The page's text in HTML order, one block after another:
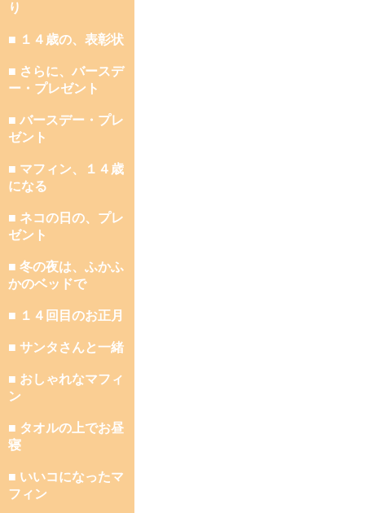
り
■ １４歳の、表彰状
■ さらに、バースデ
ー・プレゼント
■ バースデー・プレ
ゼント
■ マフィン、１４歳
になる
■ ネコの日の、プレ
ゼント
■ 冬の夜は、ふかふ
かのベッドで
■ １４回目のお正月
■ サンタさんと一緒
■ おしゃれなマフィ
ン
■ タオルの上でお昼
寝
■ いいコになったマ
フィン